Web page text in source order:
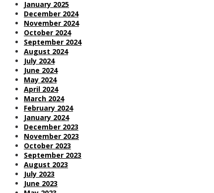
January 2025
December 2024
November 2024
October 2024
September 2024
August 2024
July 2024
June 2024
May 2024
April 2024
March 2024
February 2024
January 2024
December 2023
November 2023
October 2023
September 2023
August 2023
July 2023
June 2023